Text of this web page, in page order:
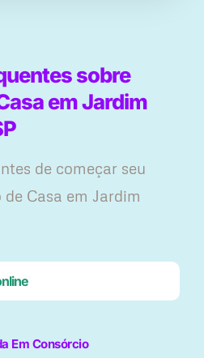
sobre
em Jardim
de começar seu
Casa em Jardim
Em Consórcio